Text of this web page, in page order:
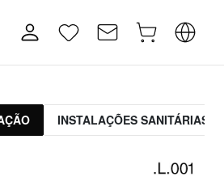
INSTALAÇÕES SANITÁRIAS